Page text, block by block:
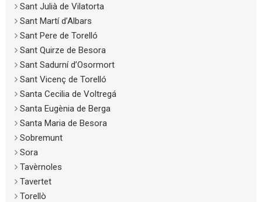
Sant Julià de Vilatorta
Sant Martí d’Albars
Sant Pere de Torelló
Sant Quirze de Besora
Sant Sadurní d’Osormort
Sant Vicenç de Torelló
Santa Cecilia de Voltregá
Santa Eugènia de Berga
Santa Maria de Besora
Sobremunt
Sora
Tavèrnoles
Tavertet
Torellò